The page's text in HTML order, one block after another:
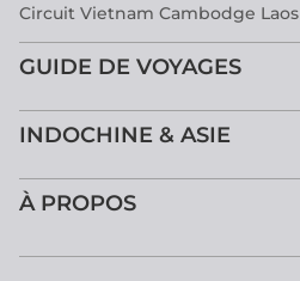
Circuit Vietnam Cambodge Laos
GUIDE DE VOYAGES
INDOCHINE & ASIE
À PROPOS